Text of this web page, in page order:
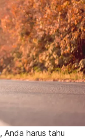
, Anda harus tahu